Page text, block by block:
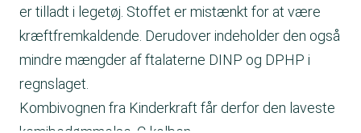
er tilladt i legetøj. Stoffet er mistænkt for at være
kræftfremkaldende. Derudover indeholder den også
mindre mængder af ftalaterne DINP og DPHP i
regnslaget.
Kombivognen fra Kinderkraft får derfor den laveste